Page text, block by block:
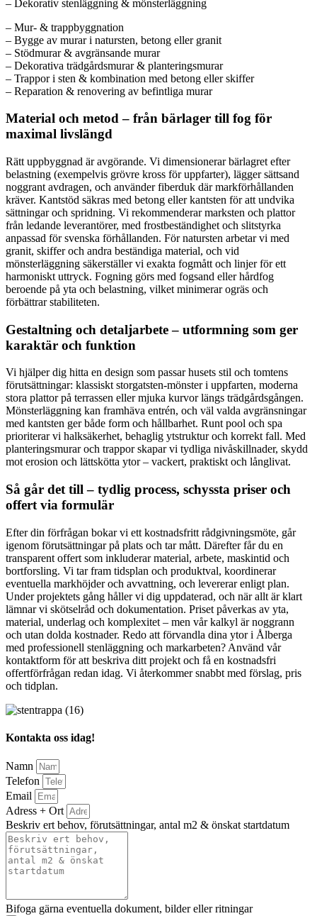
– Dekorativ stenläggning & mönsterläggning
– Mur- & trappbyggnation
– Bygge av murar i natursten, betong eller granit
– Stödmurar & avgränsande murar
– Dekorativa trädgårdsmurar & planteringsmurar
– Trappor i sten & kombination med betong eller skiffer
– Reparation & renovering av befintliga murar
Material och metod – från bärlager till fog för
maximal livslängd
Rätt uppbyggnad är avgörande. Vi dimensionerar bärlagret efter
belastning (exempelvis grövre kross för uppfarter), lägger sättsand
noggrant avdragen, och använder fiberduk där markförhållanden
kräver. Kantstöd säkras med betong eller kantsten för att undvika
sättningar och spridning. Vi rekommenderar marksten och plattor
från ledande leverantörer, med frostbeständighet och slitstyrka
anpassad för svenska förhållanden. För natursten arbetar vi med
granit, skiffer och andra beständiga material, och vid
mönsterläggning säkerställer vi exakta fogmått och linjer för ett
harmoniskt uttryck. Fogning görs med fogsand eller hårdfog
beroende på yta och belastning, vilket minimerar ogräs och
förbättrar stabiliteten.
Gestaltning och detaljarbete – utformning som ger
karaktär och funktion
Vi hjälper dig hitta en design som passar husets stil och tomtens
förutsättningar: klassiskt storgatsten-mönster i uppfarten, moderna
stora plattor på terrassen eller mjuka kurvor längs trädgårdsgången.
Mönsterläggning kan framhäva entrén, och väl valda avgränsningar
med kantsten ger både form och hållbarhet. Runt pool och spa
prioriterar vi halksäkerhet, behaglig ytstruktur och korrekt fall. Med
planteringsmurar och trappor skapar vi tydliga nivåskillnader, skydd
mot erosion och lättskötta ytor – vackert, praktiskt och långlivat.
Så går det till – tydlig process, schyssta priser och
offert via formulär
Efter din förfrågan bokar vi ett kostnadsfritt rådgivningsmöte, går
igenom förutsättningar på plats och tar mått. Därefter får du en
transparent offert som inkluderar material, arbete, maskintid och
bortforsling. Vi tar fram tidsplan och produktval, koordinerar
eventuella markhöjder och avvattning, och levererar enligt plan.
Under projektets gång håller vi dig uppdaterad, och när allt är klart
lämnar vi skötselråd och dokumentation. Priset påverkas av yta,
material, underlag och komplexitet – men vår kalkyl är noggrann
och utan dolda kostnader. Redo att förvandla dina ytor i Ålberga
med professionell stenläggning och markarbeten? Använd vår
kontaktform för att beskriva ditt projekt och få en kostnadsfri
offertförfrågan redan idag. Vi återkommer snabbt med förslag, pris
och tidplan.
Kontakta oss idag!
Namn
Telefon
Email
Adress + Ort
Beskriv ert behov, förutsättningar, antal m2 & önskat startdatum
Bifoga gärna eventuella dokument, bilder eller ritningar